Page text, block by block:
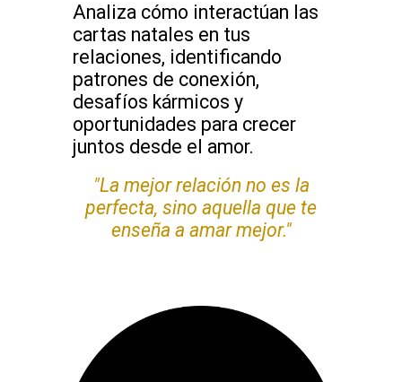
Analiza cómo interactúan las
cartas natales en tus
relaciones, identificando
patrones de conexión,
desafíos kármicos y
oportunidades para crecer
juntos desde el amor.
"La mejor relación no es la
perfecta, sino aquella que te
enseña a amar mejor."